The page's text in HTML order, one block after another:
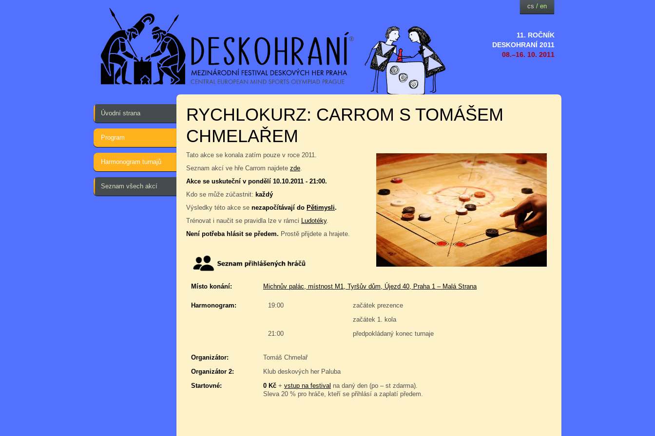
11. ROČNÍK
DESKOHRANÍ 2011
08.–16. 10. 2011
cs / en
Úvodní strana
Program
Harmonogram turnajů
Seznam všech akcí
RYCHLOKURZ: CARROM S TOMÁŠEM
CHMELAŘEM
Tato akce se konala zatím pouze v roce 2011.
Seznam akcí ve hře Carrom najdete zde.
Akce se uskuteční v pondělí 10.10.2011 - 21:00.
Kdo se může zúčastnit: každý
Výsledky této akce se nezapočítávají do Pětimysli.
Trénovat i naučit se pravidla lze v rámci Ludotéky.
Není potřeba hlásit se předem. Prostě přijdete a hrajete.
Místo konání: Michnův palác, místnost M1, Tyršův dům, Újezd 40, Praha 1 – Malá Strana
Harmonogram: 19:00
začátek prezence
začátek 1. kola
21:00
předpokládaný konec turnaje
Organizátor:
Tomáš Chmelař
Organizátor 2:
Klub deskových her Paluba
Startovné:
0 Kč + vstup na festival na daný den (po – st zdarma).
Sleva 20 % pro hráče, kteří se přihlásí a zaplatí předem.